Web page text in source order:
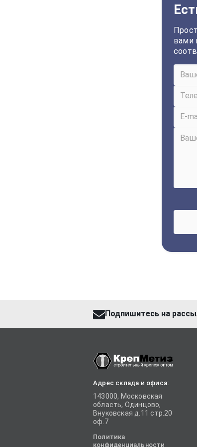
вами
Подпишитесь на
Адрес склада и офиса:
143000, Московская
область, Одинцово,
Внуковская д.11 стр.20
оф.7
Политика
конфиденциальности